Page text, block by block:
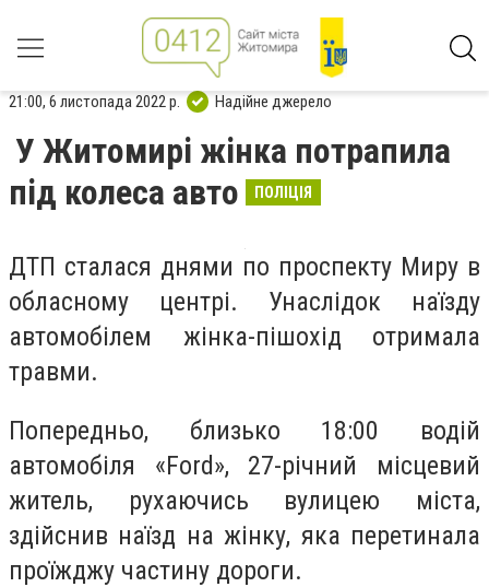
21:00, 6 листопада 2022 р. Надійне джерело
У Житомирі жінка потрапила
під колеса авто
ПОЛІЦІЯ
ДТП сталася днями по проспекту Миру в
обласному центрі. Унаслідок наїзду
автомобілем жінка-пішохід отримала
травми.
Попередньо, близько 18:00 водій
автомобіля «Ford», 27-річний місцевий
житель, рухаючись вулицею міста,
здійснив наїзд на жінку, яка перетинала
проїжджу частину дороги.